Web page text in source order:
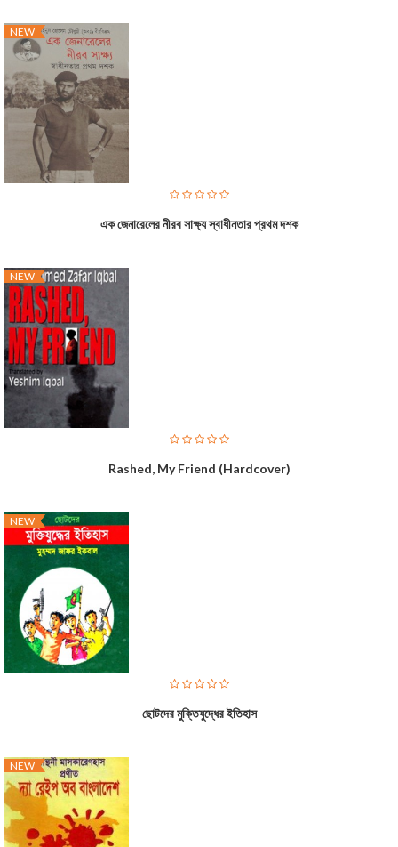
NEW
এক জেনারেলের নীরব সাক্ষ্য স্বাধীনতার প্রথম দশক
NEW
Rashed, My Friend (Hardcover)
NEW
ছোটদের মুক্তিযুদ্ধের ইতিহাস
NEW